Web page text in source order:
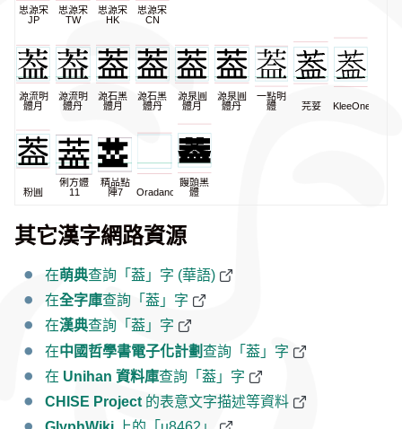
思源宋
JP
思源宋
TW
思源宋
HK
思源宋
CN
源流明
體月
源流明
體丹
源石黑
體月
源石黑
體丹
源泉圓
體月
源泉圓
體丹
一點明
體
芫荽 KleeOne
粉圓
俐方體
11
精品點
陣7
Oradano
饅頭黑
體
其它漢字網路資源
在萌典查詢「葢」字 (華語)
在全字庫查詢「葢」字
在漢典查詢「葢」字
在中國哲學書電子化計劃查詢「葢」字
在 Unihan 資料庫查詢「葢」字
CHISE Project 的表意文字描述等資料